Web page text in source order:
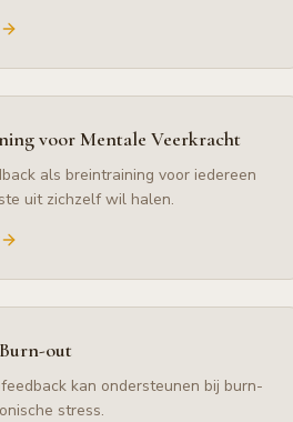
voor Mentale Veerkracht
als breintraining voor iedereen
uit zichzelf wil halen.
out
kan ondersteunen bij burn-
stress.